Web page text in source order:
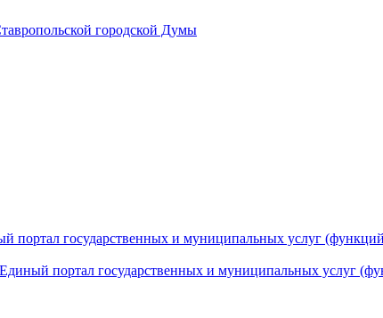
городской Думы
государственных и муниципальных услуг
портал государственных и муниципальных услуг